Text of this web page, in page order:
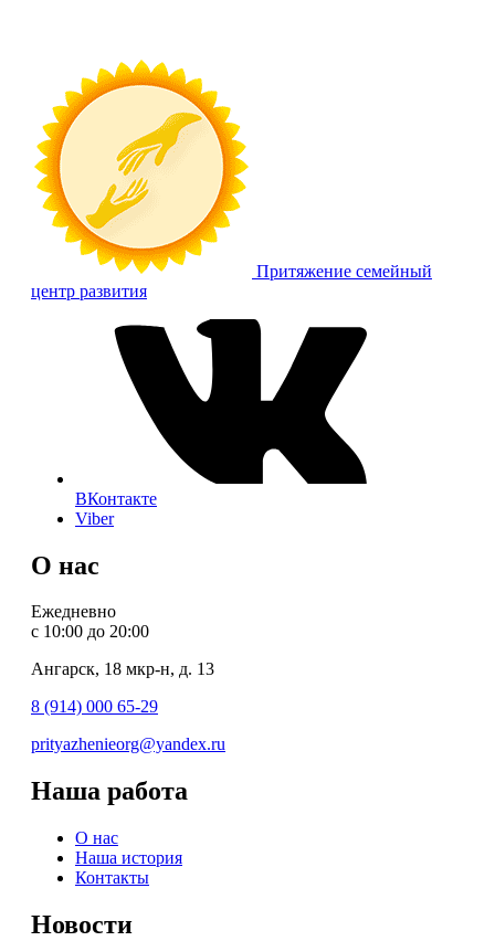
Притяжение семейный
центр развития
ВКонтакте
Viber
О нас
Ежедневно
с 10:00 до 20:00
Ангарск, 18 мкр-н, д. 13
8 (914) 000 65-29
prityazhenieorg@yandex.ru
Наша работа
О нас
Наша история
Контакты
Новости